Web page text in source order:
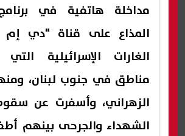
مداخلة هاتفية في
المذاع على قناة "دي
الغارات الإسرائيلية
مناطق في جنوب لبنان،
الزهراني، وأسفرت عن
الشهداء والجرحى بينهم